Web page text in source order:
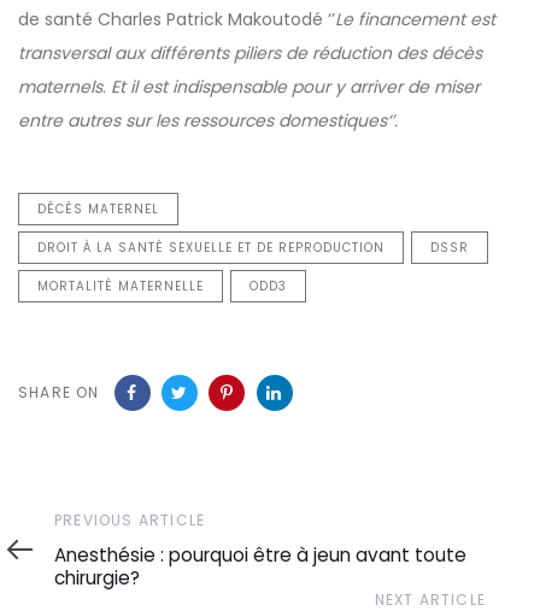
de santé Charles Patrick Makoutodé ‘’Le financement est
transversal aux différents piliers de réduction des décès
maternels. Et il est indispensable pour y arriver de miser
entre autres sur les ressources domestiques‘’.
DÉCÈS MATERNEL
DROIT À LA SANTÉ SEXUELLE ET DE REPRODUCTION DSSR
MORTALITÉ MATERNELLE ODD3
SHARE ON
Previous
Article
PREVIOUS ARTICLE
Anesthésie : pourquoi être à jeun avant toute
chirurgie?
NEXT ARTICLE